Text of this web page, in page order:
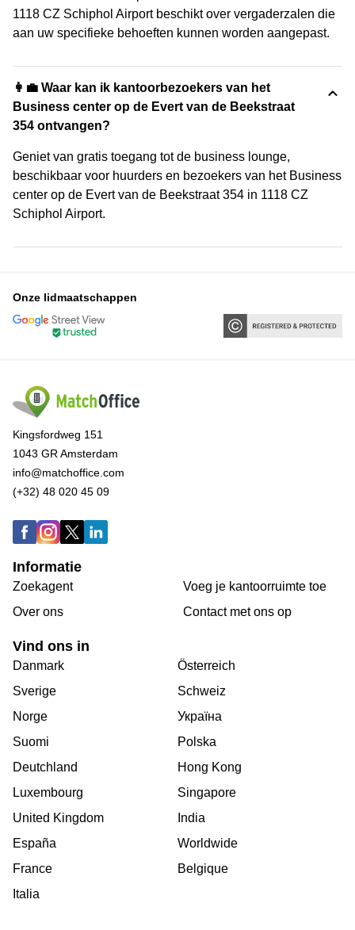
1118 CZ Schiphol Airport beschikt over vergaderzalen die
aan uw specifieke behoeften kunnen worden aangepast.
👩‍💼 Waar kan ik kantoorbezoekers van het
Business center op de Evert van de Beekstraat
354 ontvangen?
Geniet van gratis toegang tot de business lounge,
beschikbaar voor huurders en bezoekers van het Business
center op de Evert van de Beekstraat 354 in 1118 CZ
Schiphol Airport.
Onze lidmaatschappen
Kingsfordweg 151
1043 GR Amsterdam
info@matchoffice.com
(+32) 48 020 45 09
Informatie
Zoekagent
Over ons
Voeg je kantoorruimte toe
Сontact met ons op
Vind ons in
Danmark
Sverige
Norge
Suomi
Deutchland
Luxembourg
United Kingdom
España
France
Italia
Österreich
Schweiz
Україна
Polska
Hong Kong
Singapore
India
Worldwide
Belgique